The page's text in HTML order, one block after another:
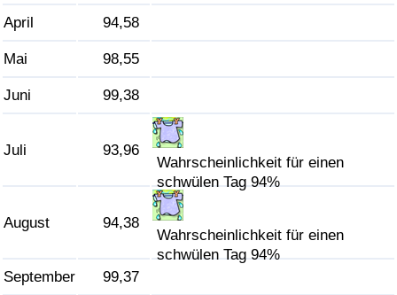
April 94,58
Mai 98,55
Juni 99,38
Juli 93,96
Wahrscheinlichkeit für einen
schwülen Tag 94%
August 94,38
Wahrscheinlichkeit für einen
schwülen Tag 94%
September
99,37
Umweltverschmutzungs-Index nach Land
Verkehr
Verkehrs-Index
Verkehrs-Index (aktuell)
Verkehrs-Index nach Land